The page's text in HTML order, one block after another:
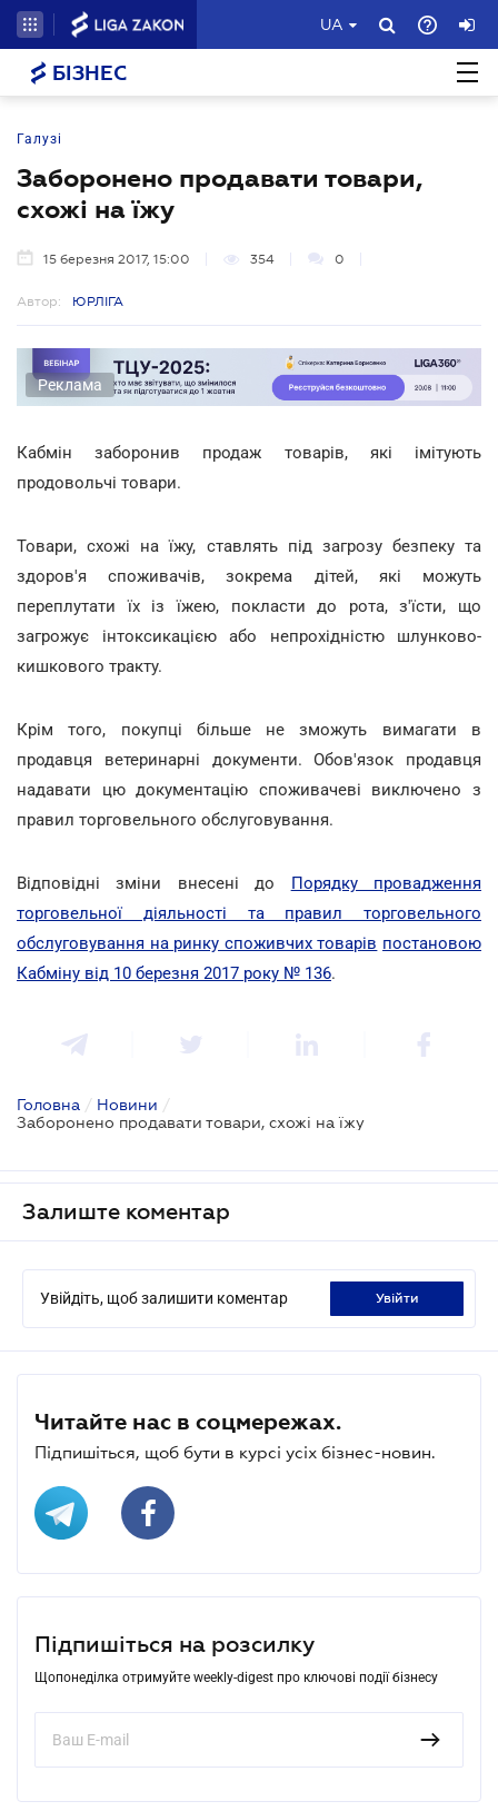
UA
БІЗНЕС
Галузі
Заборонено продавати товари,
схожі на їжу
15 березня 2017, 15:00 354 0
Автор: ЮРЛІГА
Реклама
Кабмін заборонив продаж товарів, які імітують
продовольчі товари.
Товари, схожі на їжу, ставлять під загрозу безпеку та
здоров'я споживачів, зокрема дітей, які можуть
переплутати їх із їжею, покласти до рота, з'їсти, що
загрожує інтоксикацією або непрохідністю шлунково-
кишкового тракту.
Крім того, покупці більше не зможуть вимагати в
продавця ветеринарні документи. Обов'язок продавця
надавати цю документацію споживачеві виключено з
правил торговельного обслуговування.
Відповідні зміни внесені до Порядку провадження
торговельної діяльності та правил торговельного
обслуговування на ринку споживчих товарів постановою
Кабміну від 10 березня 2017 року № 136.
Головна / Новини /
Заборонено продавати товари, схожі на їжу
Залиште коментар
Увійдіть, щоб залишити коментар увійти
Читайте нас в соцмережах.
Підпишіться, щоб бути в курсі усіх бізнес-новин.
Підпишіться на розсилку
Щопонеділка отримуйте weekly-digest про ключові події бізнесу